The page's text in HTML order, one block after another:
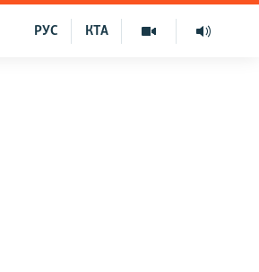
КТА
РУС